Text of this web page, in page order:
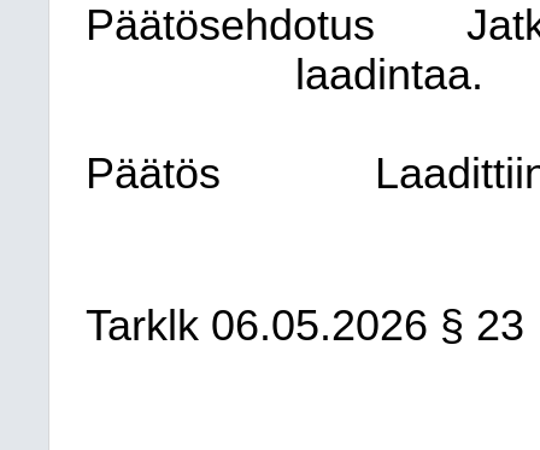
Päätösehdotus
laadintaa.
Päätös
Tarklk 06.05.2026 § 23